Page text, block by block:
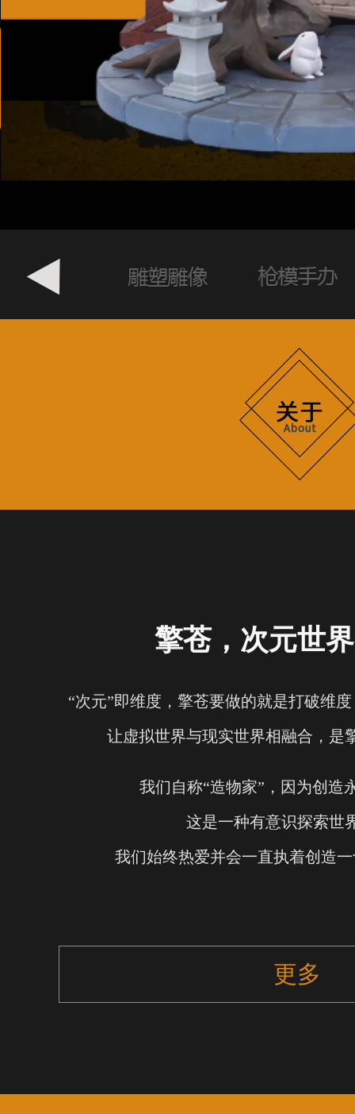
擎苍，次元世
“次元”即维度，擎苍要做的就是打破维
让虚拟世界与现实世界相融合，是
我们自称“造物家”，因为创造
这是一种有意识探索世
我们始终热爱并会一直执着创造
更多